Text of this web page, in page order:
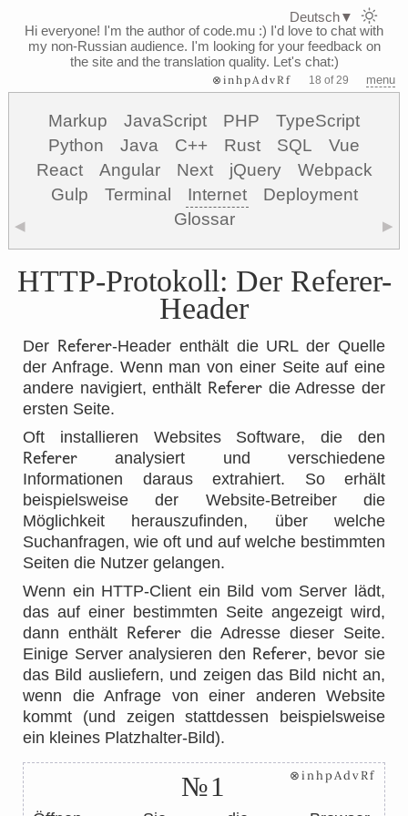
Hi everyone! I'm the author of code.mu :) I'd love to chat with
my non-Russian audience. I'm looking for your feedback on
the site and the translation quality. Let's chat:)
⊗inhpAdvRf 18 of 29 menu
Markup JavaScript PHP
TypeScript
Python
Java C++ Rust SQL
Vue
React
Angular Next jQuery
Webpack
Gulp
Terminal Internet
Deployment
Glossar
◀ ▶
HTTP-Protokoll: Der Referer-
Header
Der Referer-Header enthält die URL der Quelle
der Anfrage. Wenn man von einer Seite auf eine
andere navigiert, enthält Referer die Adresse der
ersten Seite.
Oft installieren Websites Software, die den
Referer analysiert und verschiedene
Informationen daraus extrahiert. So erhält
beispielsweise der Website-Betreiber die
Möglichkeit herauszufinden, über welche
Suchanfragen, wie oft und auf welche bestimmten
Seiten die Nutzer gelangen.
Wenn ein HTTP-Client ein Bild vom Server lädt,
das auf einer bestimmten Seite angezeigt wird,
dann enthält Referer die Adresse dieser Seite.
Einige Server analysieren den Referer, bevor sie
das Bild ausliefern, und zeigen das Bild nicht an,
wenn die Anfrage von einer anderen Website
kommt (und zeigen stattdessen beispielsweise
ein kleines Platzhalter-Bild).
№1 ⊗inhpAdvRf
Deutsch▼